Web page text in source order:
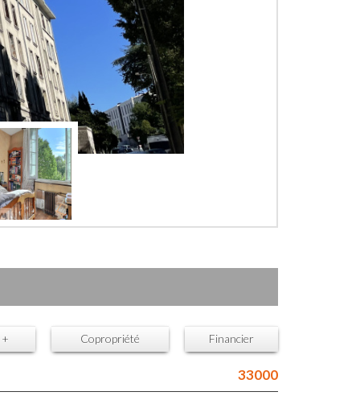
Copropriété Financier
33000